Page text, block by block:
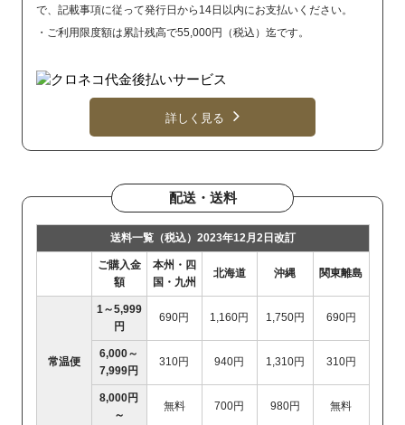
で、記載事項に従って発行日から14日以内にお支払いください。
・ご利用限度額は累計残高で55,000円（税込）迄です。
詳しく見る
配送・送料
送料一覧（税込）2023年12月2日改訂
ご購入金
額
本州・四
国・九州
北海道 沖縄 関東離島
常温便
1～5,999
円
690円 1,160円 1,750円 690円
6,000～
7,999円
310円 940円 1,310円 310円
8,000円
～
無料 700円 980円 無料